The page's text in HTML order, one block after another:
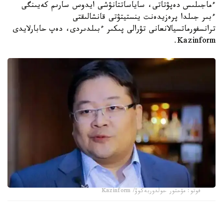
ءماجىلىس دەپۋتاتى، ساياساتتانۋشى ايدوس سارىم كەيىنگى
ءبىر جىلدا پرەزيدەنت ينستيتۋتى قانشالىقتى
ترانسفورماتسيالانعانى تۋرالى پىكىر ءبىلدىردى، دەپ حابارلايدى
Kazinform.
فوتو: مۋحتور حولدوربەكوۆ/ Kazinform